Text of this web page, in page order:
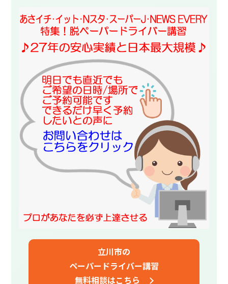
簡易補助ブレーキと
は
キャンペーン
新着情報
立川市の
ペーパードライバー講習
無料相談はこちら